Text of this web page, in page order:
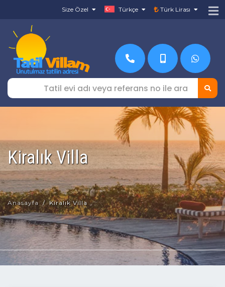
Size Özel Türkçe Türk Lirası
Kiralık Villa
Anasayfa Kiralık Villa